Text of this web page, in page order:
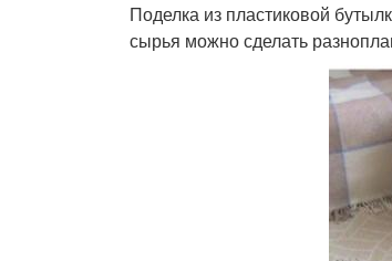
Поделка из пластиковой
сырья можно сделать